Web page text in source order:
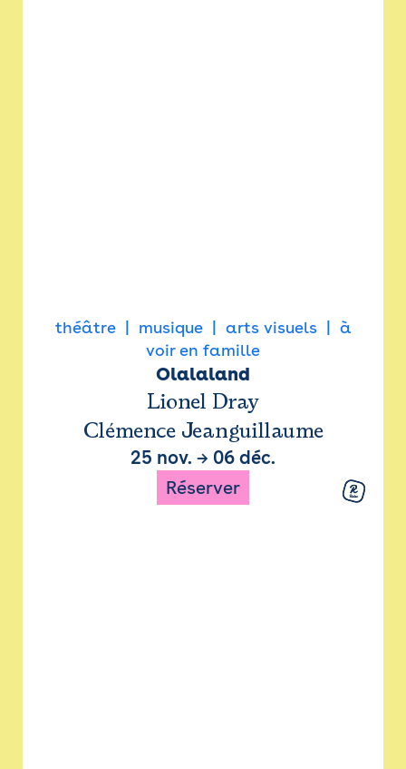
théâtre musique arts visuels
à
voir en famille
Olalaland
Lionel Dray
Clémence Jeanguillaume
25 nov. → 06 déc.
Réserver